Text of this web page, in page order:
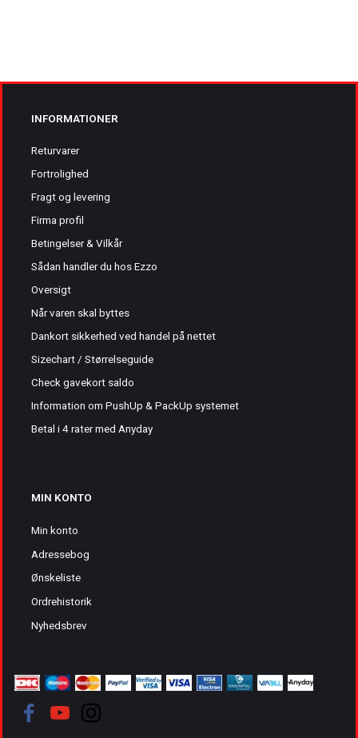
INFORMATIONER
Returvarer
Fortrolighed
Fragt og levering
Firma profil
Betingelser & Vilkår
Sådan handler du hos Ezzo
Oversigt
Når varen skal byttes
Dankort sikkerhed ved handel på nettet
Sizechart / Størrelseguide
Check gavekort saldo
Information om PushUp & PackUp systemet
Betal i 4 rater med Anyday
MIN KONTO
Min konto
Adressebog
Ønskeliste
Ordrehistorik
Nyhedsbrev